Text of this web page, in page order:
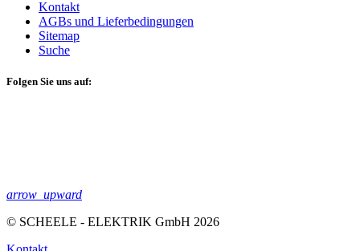
Kontakt
AGBs und Lieferbedingungen
Sitemap
Suche
Folgen Sie uns auf:
arrow_upward
© SCHEELE - ELEKTRIK GmbH 2026